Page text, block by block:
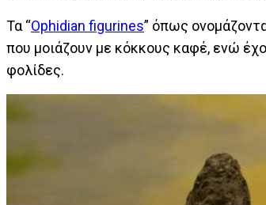
Τα “Ophidian figurines” όπως
που μοιάζουν με κόκκους καφέ, ενώ
φολίδες.